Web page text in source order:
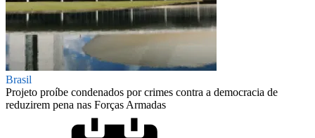
Brasil
Projeto proíbe condenados por crimes contra a democracia de
reduzirem pena nas Forças Armadas